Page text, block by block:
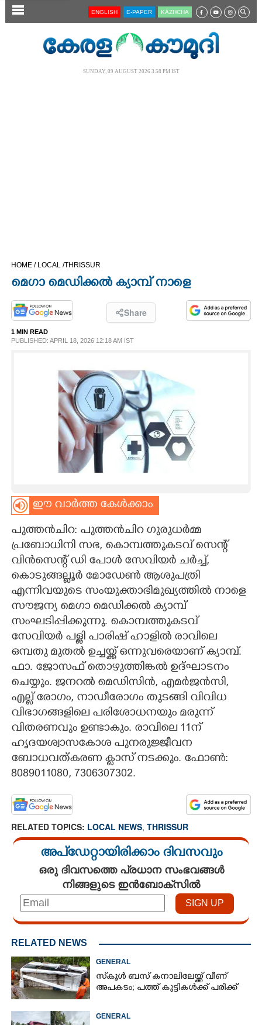
SECTIONS
OPINION
PHOTOS
ASTRO
CARTOONS
LITERATURE
ZOOM
ENGLISH E-PAPER KĀZHCHA
SUNDAY, 09 AUGUST 2026 3.58 PM IST
HOME / LOCAL /THRISSUR
മെഗാ മെഡിക്കൽ ക്യാമ്പ് നാളെ
Share
1 MIN READ
PUBLISHED: APRIL 18, 2026 12:18 AM IST
ഈ വാർത്ത കേൾക്കാം
പുത്തൻചിറ: പുത്തൻചിറ ഗുരുധർമ്മ
പ്രബോധിനി സഭ, കൊമ്പത്തുകടവ് സെന്റ്
വിൻസെന്റ് ഡി പോൾ സേവിയർ ചർച്ച്,
കൊടുങ്ങല്ലൂർ മോഡേൺ ആശുപത്രി
എന്നിവയുടെ സംയുക്താഭിമുഖ്യത്തിൽ നാളെ
സൗജന്യ മെഗാ മെഡിക്കൽ ക്യാമ്പ്
സംഘടിപ്പിക്കുന്നു. കൊമ്പത്തുകടവ്
സേവിയർ പള്ളി പാരിഷ് ഹാളിൽ രാവിലെ
ഒമ്പതു മുതൽ ഉച്ചയ്ക്ക് ഒന്നുവരെയാണ് ക്യാമ്പ്.
ഫാ. ജോസഫ് തൊഴുത്തിങ്കൽ ഉദ്ഘാടനം
ചെയ്യും. ജനറൽ മെഡിസിൻ, എമർജൻസി,
എല്ല് രോഗം, നാഡീരോഗം തുടങ്ങി വിവിധ
വിഭാഗങ്ങളിലെ പരിശോധനയും മരുന്ന്
വിതരണവും ഉണ്ടാകും. രാവിലെ 11ന്
ഹൃദയശ്വാസകോശ പുനരുജ്ജീവന
ബോധവത്കരണ ക്ലാസ് നടക്കും. ഫോൺ:
8089011080, 7306307302.
RELATED TOPICS: LOCAL NEWS, THRISSUR
അപ്ഡേറ്റായിരിക്കാം ദിവസവും
ഒരു ദിവസത്തെ പ്രധാന സംഭവങ്ങൾ
നിങ്ങളുടെ ഇൻബോക്സിൽ
RELATED NEWS
GENERAL
സ്‌കൂൾ ബസ് കനാലിലേയ്ക്ക് വീണ്
അപകടം; പത്ത് കുട്ടികൾക്ക് പരിക്ക്
GENERAL